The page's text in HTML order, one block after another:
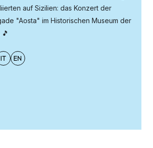
auf Sizilien: das Konzert der
"Aosta" im Historischen Museum der
IT EN